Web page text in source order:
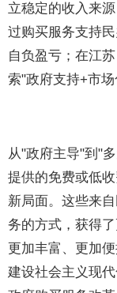
立稳定的收入来
过购买服务支持
自负盈亏；在江
索"政府支持+市场
从"政府主导"到"
提供的免费或低
新局面。这些来
务的方式，获得
更加丰富、更加
建设社会主义现